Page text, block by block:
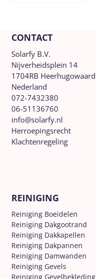
CONTACT
Solarfy B.V.
Nijverheidsplein 14
1704RB Heerhugowaard
Nederland
072-7432380
06-51136760
info@solarfy.nl
Herroepingsrecht
Klachtenregeling
REINIGING
Reiniging Boeidelen
Reiniging Dakgootrand
Reiniging Dakkapellen
Reiniging Dakpannen
Reiniging Damwanden
Reiniging Gevels
Reiniging Gevelbekleding